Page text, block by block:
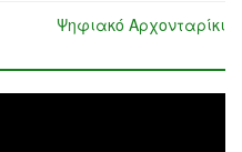
Ψηφιακό Αρχονταρίκι